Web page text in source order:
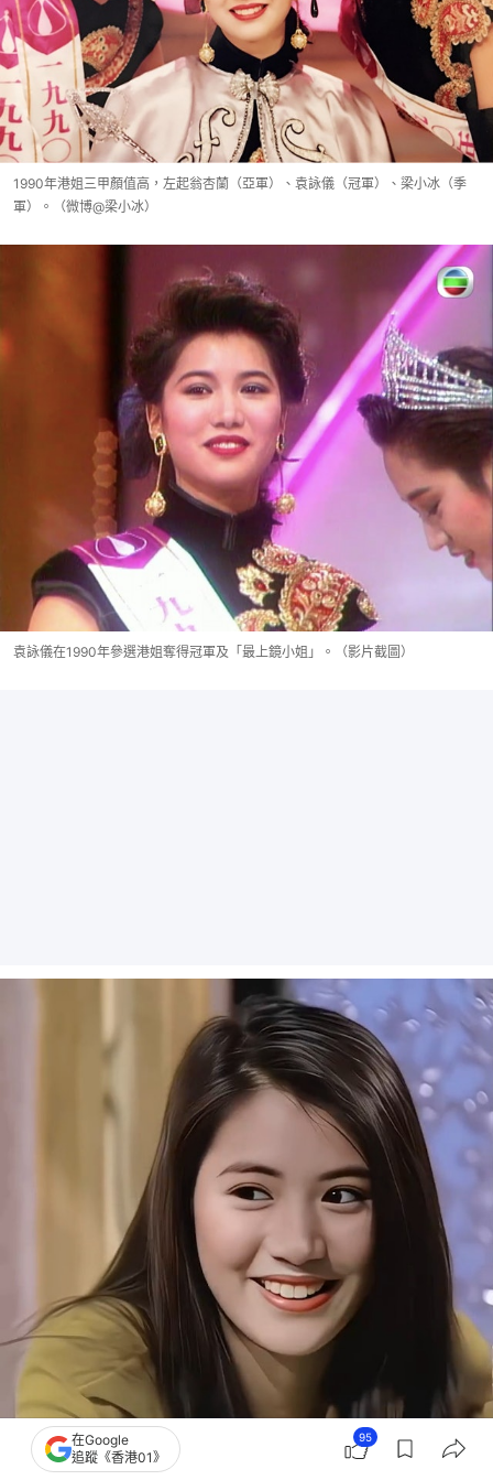
1990年港姐三甲顏值高，左起翁杏蘭（亞軍）、袁詠儀（冠軍）、梁小冰（季
軍）。（微博@梁小冰）
袁詠儀在1990年參選港姐奪得冠軍及「最上鏡小姐」。（影片截圖）
在Google
追蹤《香港01》
95